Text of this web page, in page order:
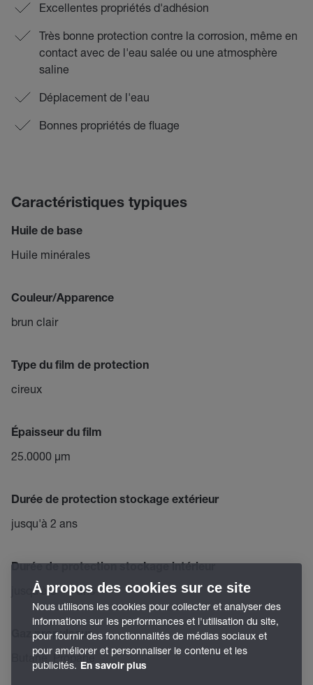
Excellentes propriétés d'adhésion
Très bonne protection contre la corrosion, même en
contact avec de l'eau salée ou une atmosphère
saline
Déplacement de l'eau
Bonnes propriétés de fluage
Caractéristiques typiques
Huile de base
Huile minérales
Couleur/Apparence
brun clair
Type du film de protection
cireux
Épaisseur du film
25.0000 µm
Durée de protection stockage extérieur
jusqu'à 2 ans
Durée de protection stockage intérieur
jusqu'à 3 – 4 ans
Gaz propulseur
Butane, Propane
À propos des cookies sur ce site
Nous utilisons les cookies pour collecter et analyser des
informations sur les performances et l'utilisation du site,
pour fournir des fonctionnalités de médias sociaux et
pour améliorer et personnaliser le contenu et les
publicités. En savoir plus